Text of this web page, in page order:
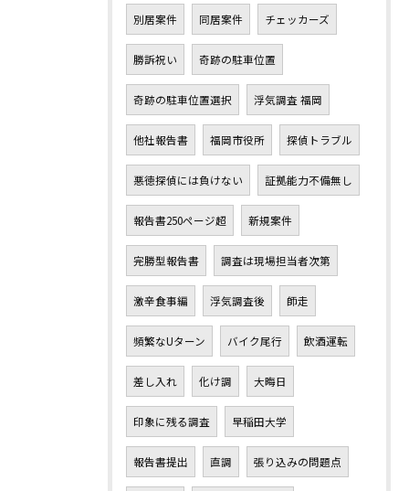
別居案件 同居案件 チェッカーズ
勝訴祝い 奇跡の駐車位置
奇跡の駐車位置選択 浮気調査 福岡
他社報告書 福岡市役所 探偵トラブル
悪徳探偵には負けない 証拠能力不備無し
報告書250ページ超 新規案件
完勝型報告書 調査は現場担当者次第
激辛食事編 浮気調査後 師走
頻繁なUターン バイク尾行 飲酒運転
差し入れ 化け調 大晦日
印象に残る調査 早稲田大学
報告書提出 直調 張り込みの問題点